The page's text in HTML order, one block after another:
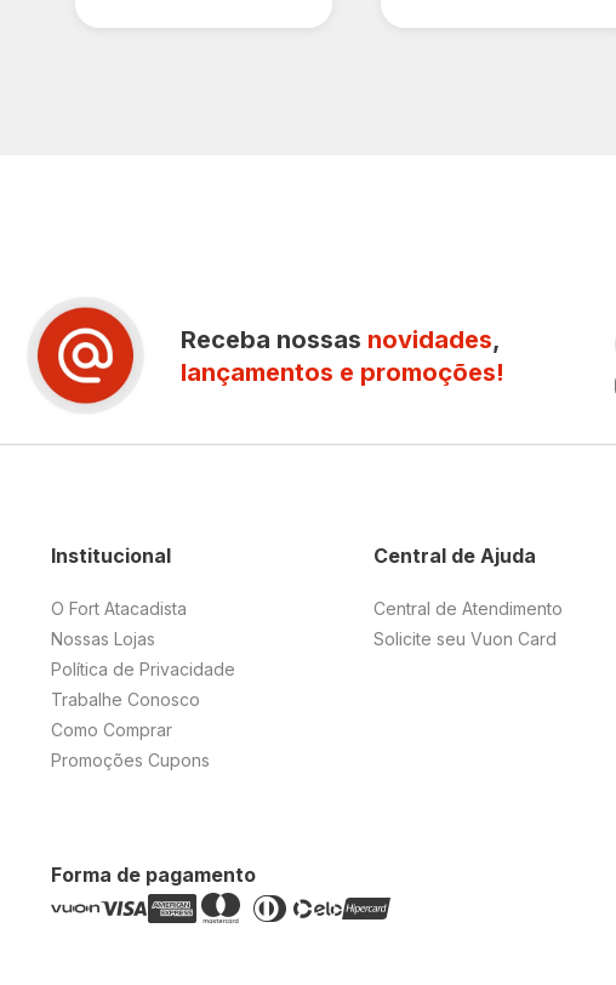
Receba nossas novidades,
lançamentos e promoções!
Central de Ajuda
Central de Atendimento
Solicite seu Vuon Card
Institucional
O Fort Atacadista
Nossas Lojas
Política de Privacidade
Trabalhe Conosco
Como Comprar
Promoções Cupons
Forma de pagamento